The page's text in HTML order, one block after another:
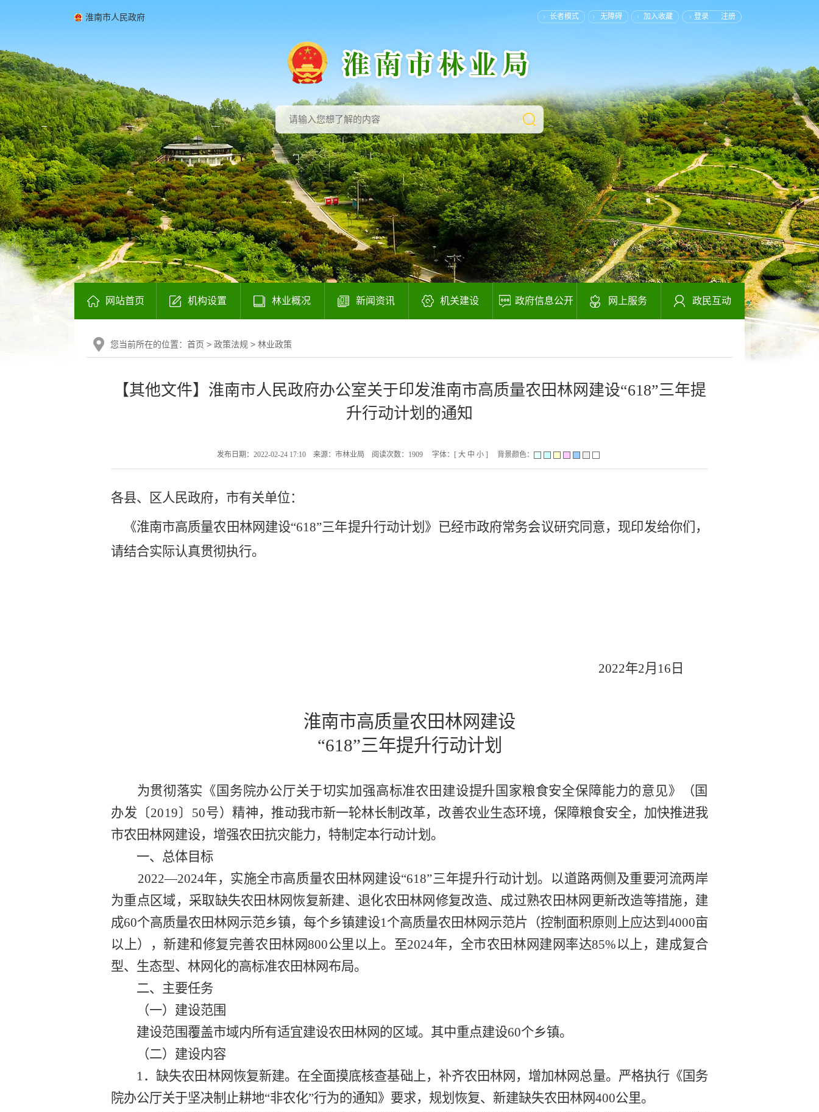
淮南市人民政府 长者模式 无障碍 加入收藏 登录 注册
网站首页 机构设置 林业概况 新闻资讯 机关建设 政府信息公开 网上服务 政民互动
您当前所在的位置： 首页 > 政策法规 > 林业政策
【其他文件】淮南市人民政府办公室关于印发淮南市高质量农田林网建设“618”三年提
升行动计划的通知
发布日期：2022-02-24 17:10 来源：市林业局 阅读次数： 1909 字体：[ 大 中 小 ] 背景颜色：
各县、区人民政府，市有关单位：
《淮南市高质量农田林网建设“618”三年提升行动计划 》已经市政府常务会议研究同意，现印发给你们，
请结合实际认真贯彻执行。
2022年2月 16 日
淮南市高质量农田林网建设
“618”三年提升行动计划
为贯彻落实 《 国务院办公厅关于切实加强高标准农田建设提升国家粮食安全保障能力的意见》 （ 国
办发 〔2019〕 50号）精神，推动我市新一轮林长制改革，改善农业生态环境，保障粮食安全， 加快推进我
市农田林网建设，增强农田抗灾能力， 特制定本行动计划 。
一、总体 目标
2022—2024年， 实施全市高质量农田林网建设“618”三年提升行动计划。 以道路两侧及重要河流两岸
为重点区域， 采取缺失农田林网恢复新建、 退化农田林网修复改造、 成过熟农田林网 更新改造等措施， 建
成60个高质量农田林网示范乡镇，每个乡镇建设1个高质量农田林网示范片（控制面积原则上应达到 4000亩
以上），新建和修复完善农田林网800公里 以 上。至2024年， 全市农田林网建网率达85%以 上，建成复合
型、生态型、林网化的高标准农田林网布局。
二、 主要任务
（一）建设范围
建设范围覆盖市域内所有适宜建设农田林网的区域。 其中重点建设60个乡镇。
（二）建设内容
1．缺失农田林网恢复新建。 在全面摸底核查基础上 ，补齐农田林网，增加林网总量。严格执行《国务
院办公厅关于坚决制止耕地“非农化”行为的通知》要求，规划恢复、新建缺失农田林网400公里。